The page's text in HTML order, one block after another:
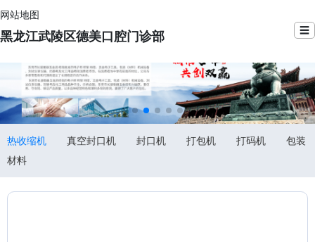
网站地图
黑龙江武陵区德美口腔门诊部 ☰
热收缩机 真空封口机 封口机 打包机 打码机
包装
材料